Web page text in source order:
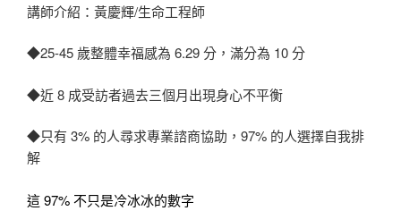
講師介紹：黃慶輝/生命工程師
◆25-45 歲整體幸福感為 6.29 分，滿分為 10 分
◆近 8 成受訪者過去三個月出現身心不平衡
◆只有 3% 的人尋求專業諮商協助，97% 的人選擇自我排
解
這 97% 不只是冷冰冰的數字